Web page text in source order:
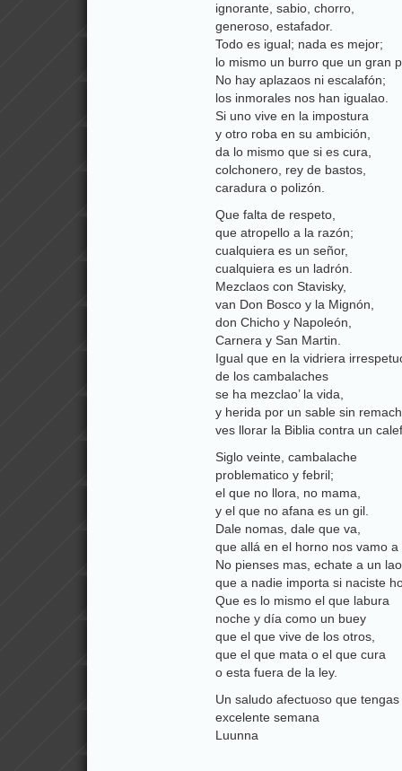
ignorante, sabio, chorro,
generoso, estafador.
Todo es igual; nada es mejor;
lo mismo un burro que un gran
No hay aplazaos ni escalafón;
los inmorales nos han igualao.
Si uno vive en la impostura
y otro roba en su ambición,
da lo mismo que si es cura,
colchonero, rey de bastos,
caradura o polizón.
Que falta de respeto,
que atropello a la razón;
cualquiera es un señor,
cualquiera es un ladrón.
Mezclaos con Stavisky,
van Don Bosco y la Mignón,
don Chicho y Napoleón,
Carnera y San Martin.
Igual que en la vidriera
de los cambalaches
se ha mezclao’ la vida,
y herida por un sable sin
ves llorar la Biblia contra un
Siglo veinte, cambalache
problematico y febril;
el que no llora, no mama,
y el que no afana es un gil.
Dale nomas, dale que va,
que allá en el horno nos vamo a
No pienses mas, echate a un
que a nadie importa si naciste
Que es lo mismo el que labura
noche y día como un buey
que el que vive de los otros,
que el que mata o el que cura
o esta fuera de la ley.
Un saludo afectuoso que
excelente semana
Luunna